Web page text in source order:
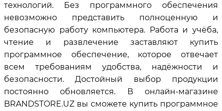
технологий. Без программного обеспечения
невозможно представить полноценную и
безопасную работу компьютера. Работа и учёба,
чтение и развлечение заставляют купить
программное обеспечение, которое отвечает
всем требованиям удобства, надёжности и
безопасности. Достойный выбор продукции
постоянно обновляется. В онлайн-магазине
BRANDSTORE.UZ вы сможете купить программное